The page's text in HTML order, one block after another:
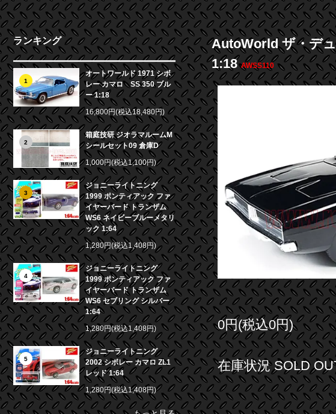
ランキング
1
オートワールド 1971 シボ
レー カマロ SS 350 ブル
ー 1:18
16,800円(税込18,480円)
2
箱庭技研 ジオラマルームM
シールセット09 倉庫D
1,000円(税込1,100円)
3
ジョニーライトニング
1999 ポンティアック ファ
イヤーバード トランザム
WS6 ネイビーブルーメタリ
ック 1:64
1,280円(税込1,408円)
4
ジョニーライトニング
1999 ポンティアック ファ
イヤーバード トランザム
WS6 セブリング シルバー
1:64
1,280円(税込1,408円)
5
ジョニーライトニング
2002 シボレー カマロ ZL1
レッド 1:64
1,280円(税込1,408円)
AutoWorld ザ・デ
1:18AWSS110
0円(税込0円)
在庫状況 SOLD